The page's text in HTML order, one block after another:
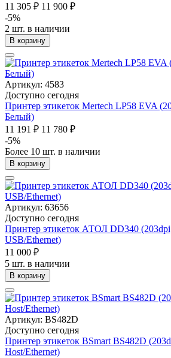
11 305 ₽ 11 900 ₽
-5%
2 шт. в наличии
В корзину
Артикул: 4583
Доступно сегодня
Принтер этикеток Mertech LP58 EVA
Белый)
11 191 ₽ 11 780 ₽
-5%
Более 10 шт. в наличии
В корзину
Артикул: 63656
Доступно сегодня
Принтер этикеток АТОЛ DD340
USB/Ethernet)
11 000 ₽
5 шт. в наличии
В корзину
Артикул: BS482D
Доступно сегодня
Принтер этикеток BSmart BS482D
Host/Ethernet)